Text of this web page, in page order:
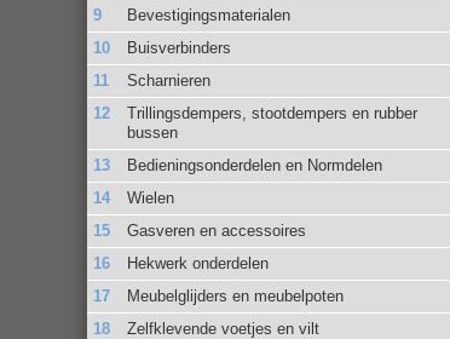
Bevestigingsmaterialen
Buisverbinders
Scharnieren
Trillingsdempers, stootdempers en rubber
bussen
Bedieningsonderdelen en Normdelen
Wielen
Gasveren en accessoires
Hekwerk onderdelen
Meubelglijders en meubelpoten
Zelfklevende voetjes en vilt